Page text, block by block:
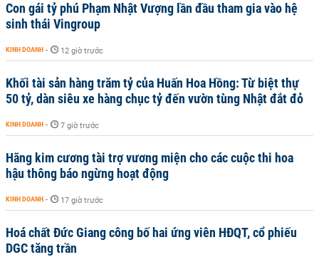
Con gái tỷ phú Phạm Nhật Vượng lần đầu tham gia vào hệ
sinh thái Vingroup
KINH DOANH - 12 giờ trước
Khối tài sản hàng trăm tỷ của Huấn Hoa Hồng: Từ biệt thự
50 tỷ, dàn siêu xe hàng chục tỷ đến vườn tùng Nhật đắt đỏ
KINH DOANH - 7 giờ trước
Hãng kim cương tài trợ vương miện cho các cuộc thi hoa
hậu thông báo ngừng hoạt động
KINH DOANH - 17 giờ trước
Hoá chất Đức Giang công bố hai ứng viên HĐQT, cổ phiếu
DGC tăng trần